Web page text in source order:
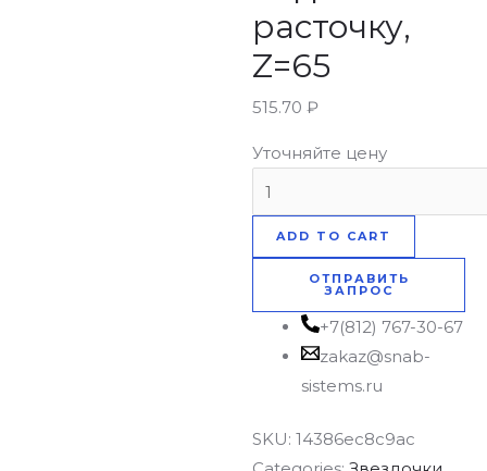
расточку,
Z=65
515.70₽
Уточняйте цену
ADD TO CART
ОТПРАВИТЬ
ЗАПРОС
+7(812) 767-30-67
zakaz@snab-
sistems.ru
SKU:14386ec8c9ac